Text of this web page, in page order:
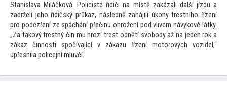
Stanislava Miláčková. Policisté řidiči na místě zakázali další jízdu a
zadrželi jeho řidičský průkaz, následně zahájili úkony trestního řízení
pro podezření ze spáchání přečinu ohrožení pod vlivem návykové látky.
„Za takový trestný čin mu hrozí trest odnětí svobody až na jeden rok a
zákaz činnosti spočívající v zákazu řízení motorových vozidel,“
upřesnila policejní mluvčí.